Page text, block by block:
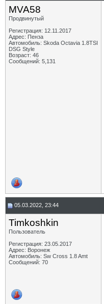
MVA58
Продвинутый
Регистрация: 12.11.2017
Адрес: Пенза
Автомобиль: Skoda Octavia 1.8TSI
DSG Style
Возраст: 46
Сообщений: 5,131
05.03.2022, 23:44
Timkoshkin
Пользователь
Регистрация: 23.05.2017
Адрес: Воронеж
Автомобиль: Sw Cross 1.8 Amt
Сообщений: 70